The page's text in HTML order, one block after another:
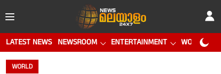
LATEST NEWS NEWSROOM ENTERTAINMENT WORLD CUP
WORLD